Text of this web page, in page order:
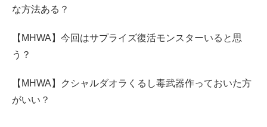
な方法ある？
【MHWA】今回はサプライズ復活モンスターいると思
う？
【MHWA】クシャルダオラくるし毒武器作っておいた方
がいい？